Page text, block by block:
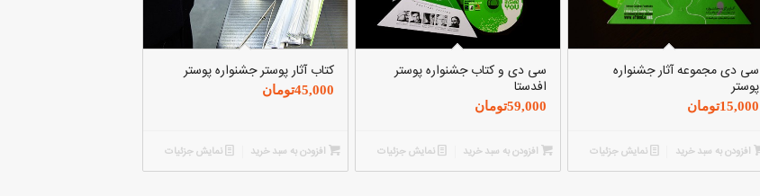
سی دی مجموعه آثار جشنواره
پوستر
15,000تومان
افزودن به سبد خرید نمایش جزئیات
سی دی و کتاب جشنواره پوستر
افدستا
59,000تومان
افزودن به سبد خرید نمایش جزئیات
کتاب آثار پوستر جشنواره پوستر
45,000تومان
افزودن به سبد خرید نمایش جزئیات